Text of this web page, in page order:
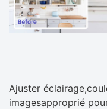
Ajuster
imagesapproprié